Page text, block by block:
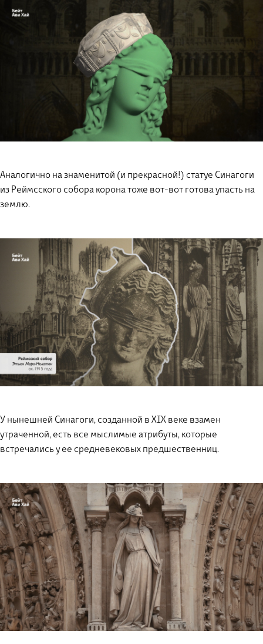
Аналогично на знаменитой (и прекрасной!) статуе Синагоги
из Реймсского собора корона тоже вот-вот готова упасть на
землю.
У нынешней Синагоги, созданной в XIX веке взамен
утраченной, есть все мыслимые атрибуты, которые
встречались у ее средневековых предшественниц.